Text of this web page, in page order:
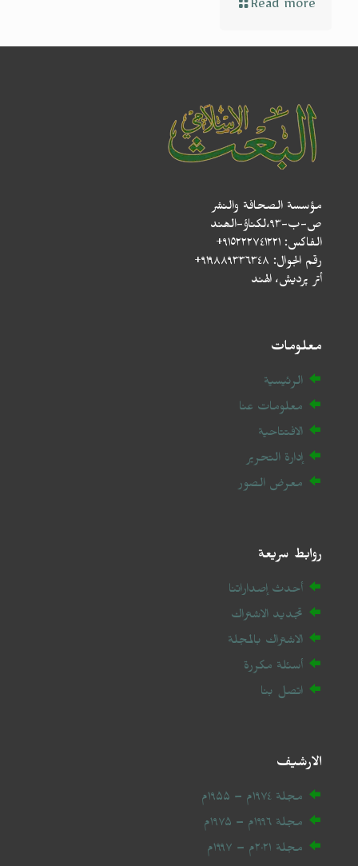
Read more
مؤسسة الصحافة والنشر
ص-ب-۹۳،لکناؤ-الھند
الفاكس: ٩١٥٢٢٢٧٤١٢٢١+
رقم الجوال: ٩١٩٨٨٩٣٣٦٣٤٨+
أتر پردیش، الهند
معلومات
الرئيسية
معلومات عنا
الافتتاحية
إدارة التحرير
معرض الصور
روابط سريعة
أحدث إصداراتنا
تجديد الاشتراك
الاشتراك بالمجلة
أسئلة مكررة
اتصل بنا
الارشيف
مجلة ۱۹۷٤م – ۱۹۵۵م
مجلة ۱۹۹٦م – ۱۹۷۵م
مجلة ۲۰ ۲۱ م – ۱۹۹۷م